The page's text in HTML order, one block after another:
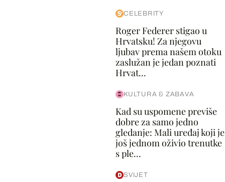
CELEBRITY
Roger Federer stigao u
Hrvatsku! Za njegovu
ljubav prema našem otoku
zaslužan je jedan poznati
Hrvat...
KULTURA & ZABAVA
Kad su uspomene previše
dobre za samo jedno
gledanje: Mali uređaj koji je
još jednom oživio trenutke
s ple...
SVIJET